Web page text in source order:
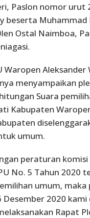
Paslon nomor urut
beserta Muhammad
Ostal Naimboa,
Waropen Aleksander
menyampaikan
Suara
Kabupaten
umum.
peraturan
No. 5 Tahun 2020
umum, maka
Desember 2020 kami
Rapat